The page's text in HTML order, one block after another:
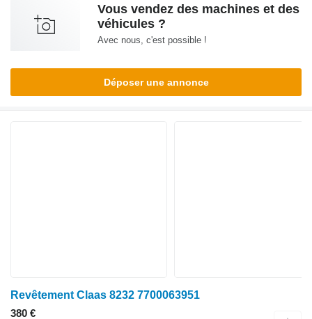
Vous vendez des machines et des
véhicules ?
Avec nous, c'est possible !
Déposer une annonce
Revêtement Claas 8232 7700063951
380 €